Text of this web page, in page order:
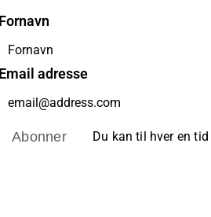
Fornavn
Email adresse
Abonner Du kan til hver en